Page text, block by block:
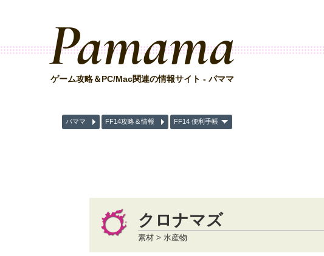
Pamama
ゲーム攻略＆PC/Mac関連の情報サイト - パママ
パママ FF14攻略＆情報 FF14 便利手帳
クロナマズ
素材 > 水産物